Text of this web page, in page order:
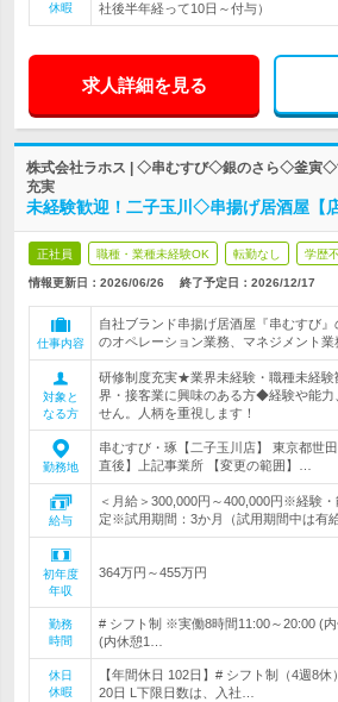
休暇
社後半年経って10日～付与）
求人詳細を見る
株式会社ラホス | ◇串むすび◇銀のさら◇釜寅
充実
未経験歓迎！二子玉川◇串揚げ居酒屋【
正社員 職種・業種未経験OK 転勤なし 学歴
情報更新日：2026/06/26 終了予定日： 2026/12/17
仕事内容
自社ブランド串揚げ居酒屋『串むすび
のオペレーション業務、マネジメント業
対象と
なる方
研修制度充実★業界未経験・職種未経験
界・接客業に興味のある方◆経験や能力
せん。人柄を重視します！
勤務地
串むすび・琢【二子玉川店】 東京都世
直後】上記事業所 【変更の範囲】…
給与
＜月給＞300,000円～400,000円※経験
定※試用期間：3か月（試用期間中は有
初年度
年収
364万円～455万円
勤務
時間
# シフト制 ※実働8時間11:00～20:00 (
(内休憩1…
休日
休暇
【年間休日 102日】# シフト制（4週8
20日 L下限日数は、入社…